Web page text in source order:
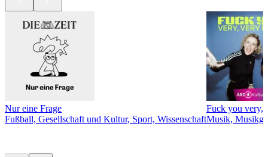
Nur eine Frage
Fußball, Gesellschaft und Kultur, Sport, Wissenschaft
Fuck you very,
Musik,